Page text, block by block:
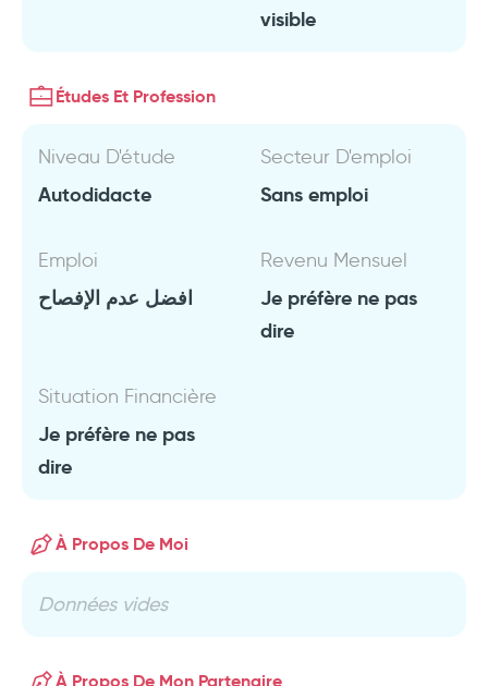
visible
Études Et Profession
Niveau D'étude
Autodidacte
Secteur D'emploi
Sans emploi
Emploi
افضل عدم الإفصاح
Revenu Mensuel
Je préfère ne pas
dire
Situation Financière
Je préfère ne pas
dire
À Propos De Moi
Données vides
À Propos De Mon Partenaire